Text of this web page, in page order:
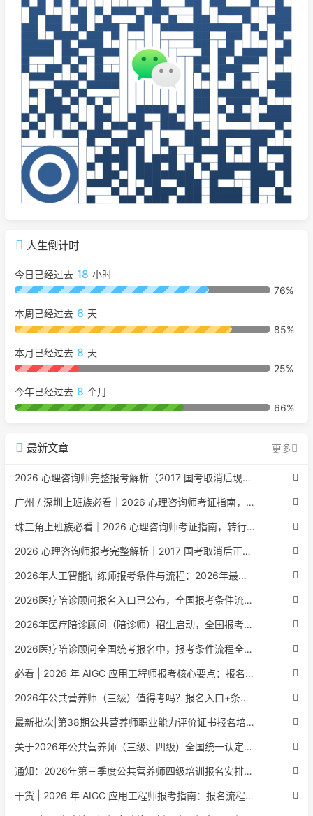
人生倒计时
今日已经过去 18 小时
76%
本周已经过去 6 天
85%
本月已经过去 8 天
25%
今年已经过去 8 个月
66%
最新文章 更多
2026 心理咨询师完整报考解析（2017 国考取消后现行权威体系 + 避坑全指南）
广州 / 深圳上班族必看｜2026 心理咨询师考证指南，转行副业、情绪疏导双收益
珠三角上班族必看｜2026 心理咨询师考证指南，转行副业、情绪疏导双收益
2026 心理咨询师报考完整解析｜2017 国考取消后正规报考标准、流程避坑指南
2026年人工智能训练师报考条件与流程：2026年最新官方要求全面解读
2026医疗陪诊顾问报名入口已公布，全国报考条件流程政策全解析
2026年医疗陪诊顾问（陪诊师）招生启动，全国报考指南附报名官网
2026医疗陪诊顾问全国统考报名中，报考条件流程全攻略附报名入口
必看 | 2026 年 AIGC 应用工程师报考核心要点：报名费用、官网可查、行业认可度、补考规则全盘点
2026年公共营养师（三级）值得考吗？报名入口+条件+证书用途
最新批次|第38期公共营养师职业能力评价证书报名培训通知
关于2026年公共营养师（三级、四级）全国统一认定报名的服务通知
通知：2026年第三季度公共营养师四级培训报名安排正式发布
干货 | 2026 年 AIGC 应用工程师报考指南：报名流程、学历要求、培训课程、就业方向全梳理